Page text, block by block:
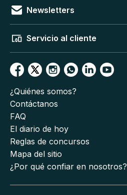
Newsletters
Servicio al cliente
¿Quiénes somos?
Contáctanos
FAQ
El diario de hoy
Reglas de concursos
Mapa del sitio
¿Por qué confiar en nosotros?